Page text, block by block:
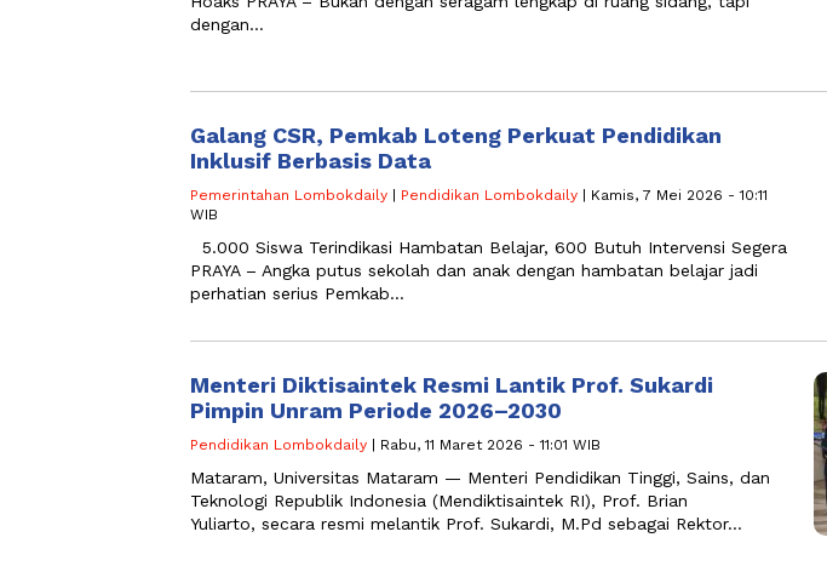
dengan…
Galang CSR, Pemkab Loteng Perkuat Pendidikan
Inklusif Berbasis Data
Pemerintahan Lombokdaily | Pendidikan Lombokdaily | Kamis, 7 Mei 2026 - 10:11
WIB
5.000 Siswa Terindikasi Hambatan Belajar, 600 Butuh Intervensi Segera
PRAYA – Angka putus sekolah dan anak dengan hambatan belajar jadi
perhatian serius Pemkab…
Menteri Diktisaintek Resmi Lantik Prof. Sukardi
Pimpin Unram Periode 2026–2030
Pendidikan Lombokdaily | Rabu, 11 Maret 2026 - 11:01 WIB
Mataram, Universitas Mataram — Menteri Pendidikan Tinggi, Sains, dan
Teknologi Republik Indonesia (Mendiktisaintek RI), Prof. Brian
Yuliarto, secara resmi melantik Prof. Sukardi, M.Pd sebagai Rektor…